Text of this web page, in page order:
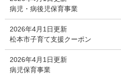
病児・病後児保育事業
2026年4月1日更新
松本市子育て支援クーポン
2026年4月1日更新
病児保育事業